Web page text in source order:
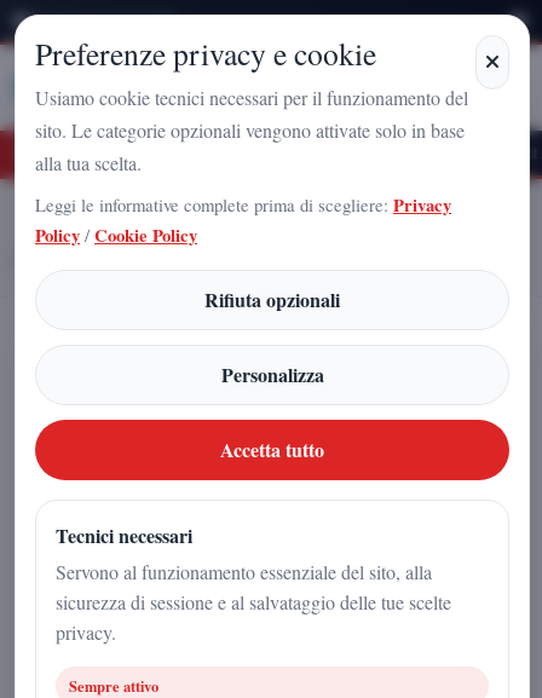
Domenica 9 Agosto 2026
StampaCampania
Home
Articoli
Vannacci in Campania, folla a Salerno dopo l’inaugurazione della sede di
Futuro Nazionale a Napoli
Vannacci in Campania, folla a
Salerno dopo l’inaugurazione della
sede di Futuro Nazionale a Napoli
23 aprile 2026
2min | Politica
Preferenze privacy e cookie
Usiamo cookie tecnici necessari per il funzionamento del
sito. Le categorie opzionali vengono attivate solo in base
alla tua scelta.
Leggi le informative complete prima di scegliere: Privacy
Policy / Cookie Policy
Rifiuta opzionali
Personalizza
Accetta tutto
Tecnici necessari
Servono al funzionamento essenziale del sito, alla
sicurezza di sessione e al salvataggio delle tue scelte
privacy.
Sempre attivo